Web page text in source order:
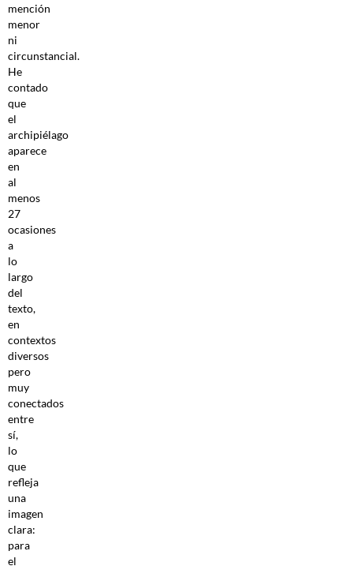
mención
menor
ni
circunstancial.
He
contado
que
el
archipiélago
aparece
en
al
menos
27
ocasiones
a
lo
largo
del
texto,
en
contextos
diversos
pero
muy
conectados
entre
sí,
lo
que
refleja
una
imagen
clara:
para
el